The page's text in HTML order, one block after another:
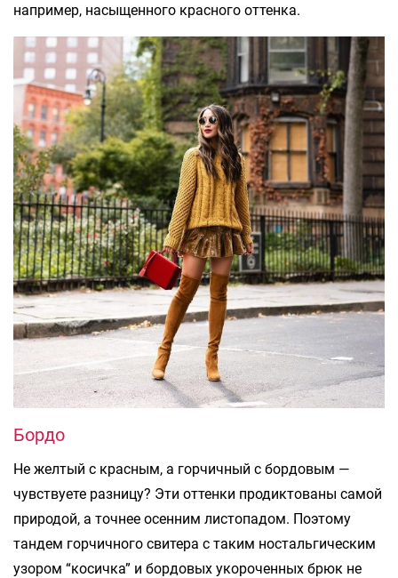
например, насыщенного красного оттенка.
Бордо
Не желтый с красным, а горчичный с бордовым —
чувствуете разницу? Эти оттенки продиктованы самой
природой, а точнее осенним листопадом. Поэтому
тандем горчичного свитера с таким ностальгическим
узором “косичка” и бордовых укороченных брюк не